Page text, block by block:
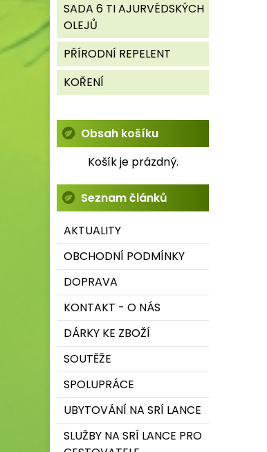
SADA 6 TI AJURVÉDSKÝCH
OLEJŮ
PŘÍRODNÍ REPELENT
KOŘENÍ
Obsah košíku
Košík je prázdný.
Seznam článků
AKTUALITY
OBCHODNÍ PODMÍNKY
DOPRAVA
KONTAKT - O NÁS
DÁRKY KE ZBOŽÍ
SOUTĚŽE
SPOLUPRÁCE
UBYTOVÁNÍ NA SRÍ LANCE
SLUŽBY NA SRÍ LANCE PRO